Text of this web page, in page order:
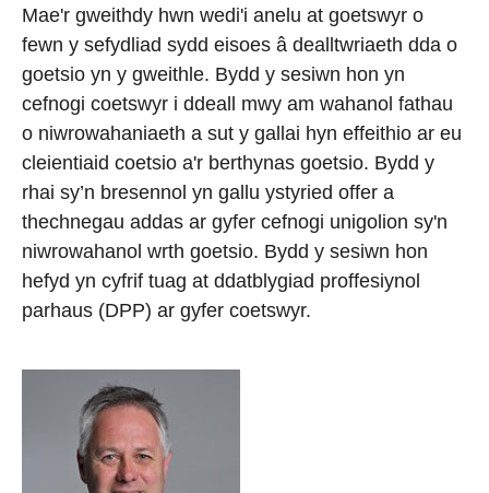
Mae'r gweithdy hwn wedi'i anelu at goetswyr o
fewn y sefydliad sydd eisoes â dealltwriaeth dda o
goetsio yn y gweithle. Bydd y sesiwn hon yn
cefnogi coetswyr i ddeall mwy am wahanol fathau
o niwrowahaniaeth a sut y gallai hyn effeithio ar eu
cleientiaid coetsio a'r berthynas goetsio. Bydd y
rhai sy’n bresennol yn gallu ystyried offer a
thechnegau addas ar gyfer cefnogi unigolion sy'n
niwrowahanol wrth goetsio. Bydd y sesiwn hon
hefyd yn cyfrif tuag at ddatblygiad proffesiynol
parhaus (DPP) ar gyfer coetswyr.